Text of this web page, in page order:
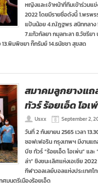
หญิงและเจ้าหน้าที่ทีมเข้าร่วม
2022 โดยมีรายชื่อดังนี้ 1.พร
แป้นน้อย 4.ณัฎฐพร สนิทกลาง
7.แก้วกัลยา กมุลทะลา 8.วัชรี
พิมพิชยา ก๊กรัมย์ 14.ธนัชชา สุขสด
สมาคมลูกยางแถ
ทัวร์ ร้อยเอ็ด โอ
Usxx September 2,
วันที่ 2 กันยายน 2565 เวลา
ซอฟเฟอริน กรุงเทพฯ มีงานแ
บีช ทัวร์ “ร้อยเอ็ด โอเพ่น” แล
ล่า” ชิงชนะเลิศแห่งเอเชีย
กีฬาวอลเลย์บอลแห่งประเทศ
ศมนตรีเมืองร้อยเอ็ด